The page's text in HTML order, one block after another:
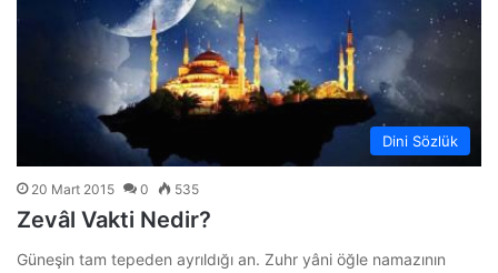
Dini Sözlük
20 Mart 2015 0 535
Zevâl Vakti Nedir?
Güneşin tam tepeden ayrıldığı an. Zuhr yâni öğle namazının